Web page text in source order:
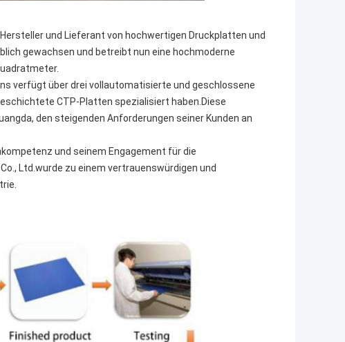
und Lieferant von hochwertigen Druckplatten und
gewachsen und betreibt nun eine hochmoderne
verfügt über drei vollautomatisierte und geschlossene
CTP-Platten spezialisiert haben.Diese
den steigenden Anforderungen seiner Kunden an
und seinem Engagement für die
Ltd.wurde zu einem vertrauenswürdigen und